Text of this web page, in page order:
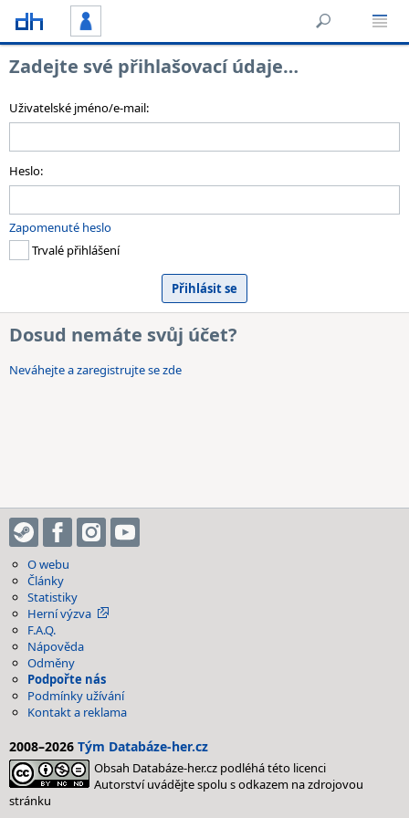
Zadejte své přihlašovací údaje…
Uživatelské jméno/e-mail:
Heslo:
Zapomenuté heslo
Trvalé přihlášení
Dosud nemáte svůj účet?
Neváhejte a zaregistrujte se zde
O webu
Články
Statistiky
Herní výzva
F.A.Q.
Nápověda
Odměny
Podpořte nás
Podmínky užívání
Kontakt a reklama
2008–2026 Tým Databáze-her.cz
Obsah Databáze-her.cz podléhá této licenci
Autorství uvádějte spolu s odkazem na zdrojovou
stránku